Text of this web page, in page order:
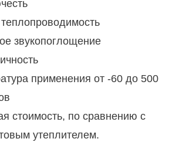
теплопроводимость
звукопоглощение
применения от -60 до 500
стоимость, по сравнению с
утеплителем.